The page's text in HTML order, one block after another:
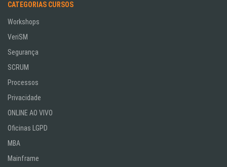
CATEGORIAS CURSOS
Workshops
VeriSM
Segurança
SCRUM
Processos
Privacidade
ONLINE AO VIVO
Oficinas LGPD
MBA
Mainframe